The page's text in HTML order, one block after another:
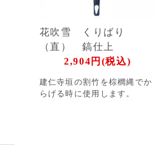
花吹雪 くりばり
（直） 鎬仕上
2,904円(税込)
建仁寺垣の割竹を棕櫚縄でか
らげる時に使用します。